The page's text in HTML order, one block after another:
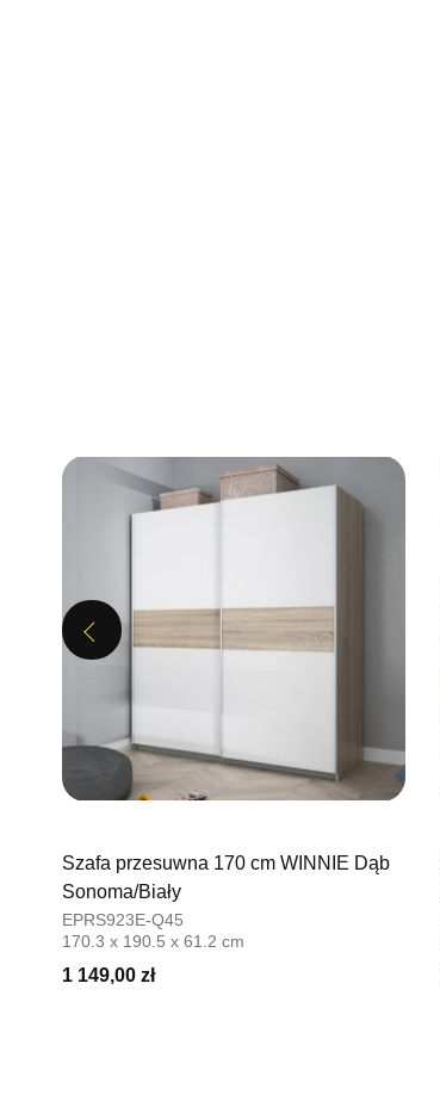
Previous
Szafa przesuwna 170 cm WINNIE Dąb
Sonoma/Biały
EPRS923E-Q45
170.3 x 190.5 x 61.2 cm
1 149,00 zł